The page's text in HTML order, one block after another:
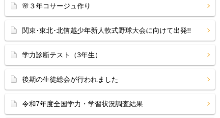
🌸３年コサージュ作り
関東･東北･北信越少年新人軟式野球大会に向けて出発!!
学力診断テスト（3年生）
後期の生徒総会が行われました
令和7年度全国学力・学習状況調査結果